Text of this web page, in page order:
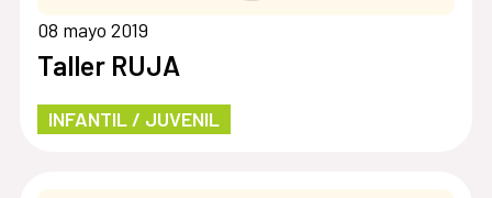
08 mayo 2019
Taller RUJA
INFANTIL / JUVENIL